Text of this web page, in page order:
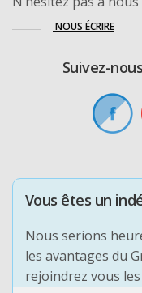
NOUS ÉCRIRE
Suivez-
Vous êtes un
Nous serions
les avantages du
rejoindrez vous